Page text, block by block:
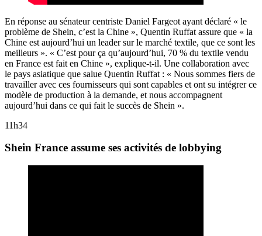
En réponse au sénateur centriste Daniel Fargeot ayant déclaré « le
problème de Shein, c’est la Chine », Quentin Ruffat assure que « la
Chine est aujourd’hui un leader sur le marché textile, que ce sont les
meilleurs ». « C’est pour ça qu’aujourd’hui, 70 % du textile vendu
en France est fait en Chine », explique-t-il. Une collaboration avec
le pays asiatique que salue Quentin Ruffat : « Nous sommes fiers de
travailler avec ces fournisseurs qui sont capables et ont su intégrer ce
modèle de production à la demande, et nous accompagnent
aujourd’hui dans ce qui fait le succès de Shein ».
11h34
Shein France assume ses activités de lobbying